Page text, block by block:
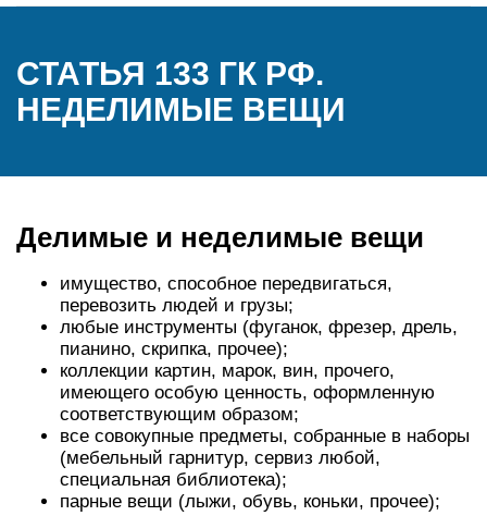
СТАТЬЯ 133 ГК РФ.
НЕДЕЛИМЫЕ ВЕЩИ
Делимые и неделимые вещи
имущество, способное передвигаться,
перевозить людей и грузы;
любые инструменты (фуганок, фрезер, дрель,
пианино, скрипка, прочее);
коллекции картин, марок, вин, прочего,
имеющего особую ценность, оформленную
соответствующим образом;
все совокупные предметы, собранные в наборы
(мебельный гарнитур, сервиз любой,
специальная библиотека);
парные вещи (лыжи, обувь, коньки, прочее);